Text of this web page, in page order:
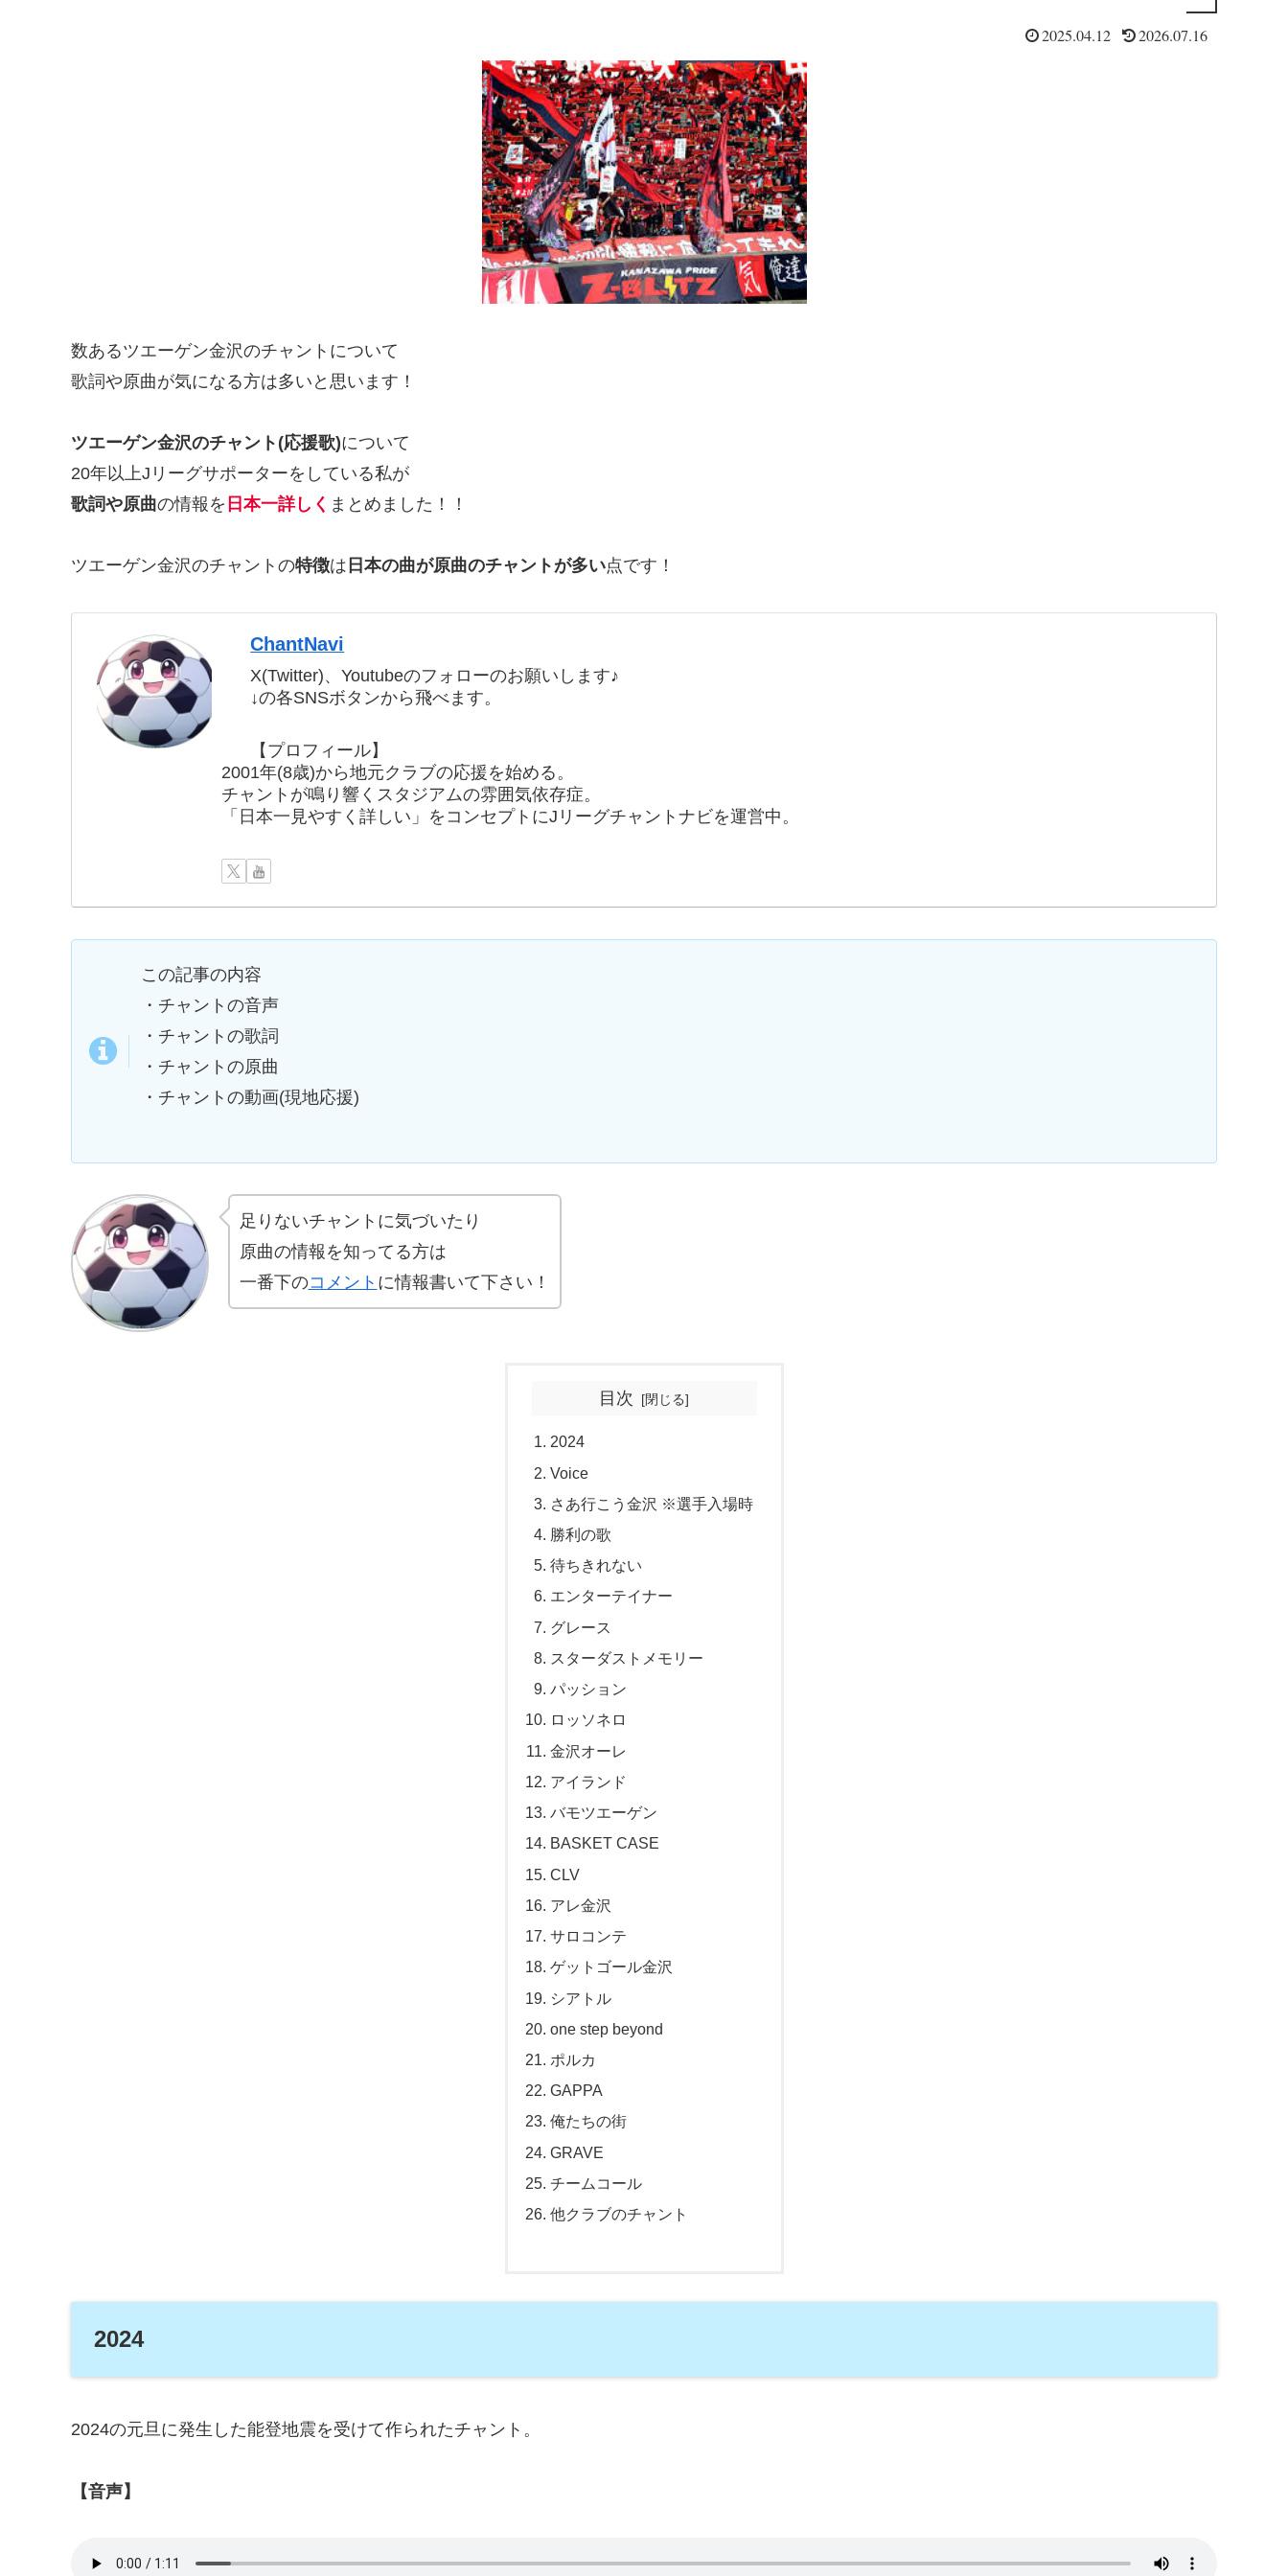
2025.04.12 2026.07.16
数あるツエーゲン金沢のチャントについて
歌詞や原曲が気になる方は多いと思います！
ツエーゲン金沢のチャント(応援歌)について
20年以上Jリーグサポーターをしている私が
歌詞や原曲の情報を 日本一詳しく まとめました！！
ツエーゲン金沢のチャントの特徴は 日本の曲が原曲のチャントが多い点です！
ChantNavi
X(Twitter)、Youtubeのフォローのお願いします♪
↓の各SNSボタンから飛べます。
【プロフィール】
2001年(8歳)から地元クラブの応援を始める。
チャントが鳴り響くスタジアムの雰囲気依存症。
「日本一見やすく詳しい」をコンセプトにJリーグチャントナビを運営中。
この記事の内容
・チャントの音声
・チャントの歌詞
・チャントの原曲
・チャントの動画(現地応援)
足りないチャントに気づいたり
原曲の情報を知ってる方は
一番下のコメント に情報書いて下さい！
目次
2024
Voice
さあ行こう金沢 ※選手入場時
勝利の歌
待ちきれない
エンターテイナー
グレース
スターダストメモリー
パッション
ロッソネロ
金沢オーレ
アイランド
バモツエーゲン
BASKET CASE
CLV
アレ金沢
サロコンテ
ゲットゴール金沢
シアトル
one step beyond
ポルカ
GAPPA
俺たちの街
GRAVE
チームコール
他クラブのチャント
2024
2024の元旦に発生した能登地震を受けて作られたチャント。
【音声】